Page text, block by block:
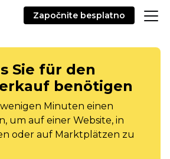
Započnite besplatno
Sie für den
benötigen
Minuten einen
um auf einer Website, in
oder auf Marktplätzen zu